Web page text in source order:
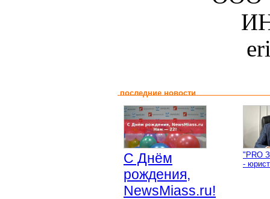
последние новости
С Днём
рождения,
NewsMiass.ru!
"PRO
-